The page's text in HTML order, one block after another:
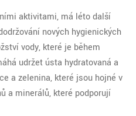
aktivitami, má léto další
nových hygienických
vody, které je během
udržet ústa hydratovaná a
a zelenina, které jsou hojné v
a minerálů, které podporují